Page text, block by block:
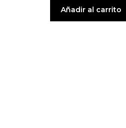
Añadir al carrito